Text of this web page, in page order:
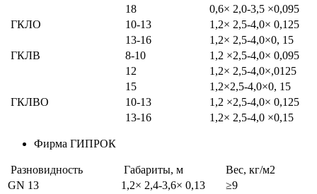
18
0,6× 2,0-3,5 ×0,095
ГКЛО
10-13
1,2× 2,5-4,0× 0,125
13-16
1,2× 2,5-4,0×0, 15
ГКЛВ
8-10
1,2 ×2,5-4,0× 0,095
12
1,2× 2,5-4,0×,0125
15
1,2×2,5-4,0×0, 15
ГКЛВО
10-13
1,2 ×2,5-4,0× 0,125
13-16
1,2× 2,5-4,0 ×0,15
Фирма ГИПРОК
Разновидность Габариты, м
Вес, кг/м2
GN 13
1,2× 2,4-3,6× 0,13
≥9